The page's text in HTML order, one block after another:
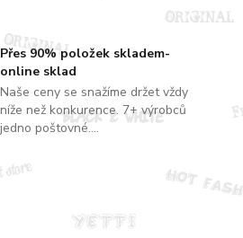
Přes 90% položek skladem-
online sklad
Naše ceny se snažíme držet vždy
níže než konkurence. 7+ výrobců
jedno poštovné....